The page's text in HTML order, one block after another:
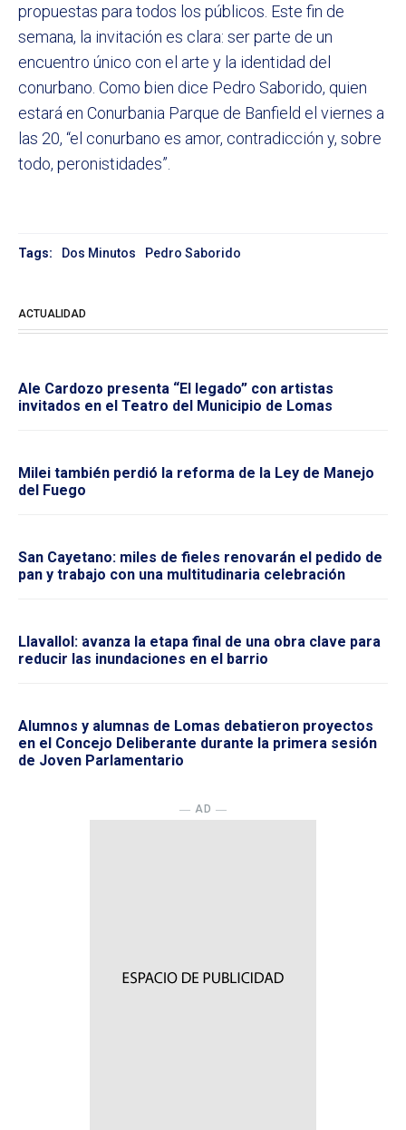
propuestas para todos los públicos. Este fin de
semana, la invitación es clara: ser parte de un
encuentro único con el arte y la identidad del
conurbano. Como bien dice Pedro Saborido, quien
estará en Conurbania Parque de Banfield el viernes a
las 20, “el conurbano es amor, contradicción y, sobre
todo, peronistidades”.
Tags: Dos Minutos Pedro Saborido
ACTUALIDAD
Ale Cardozo presenta “El legado” con artistas
invitados en el Teatro del Municipio de Lomas
Milei también perdió la reforma de la Ley de Manejo
del Fuego
San Cayetano: miles de fieles renovarán el pedido de
pan y trabajo con una multitudinaria celebración
Llavallol: avanza la etapa final de una obra clave para
reducir las inundaciones en el barrio
Alumnos y alumnas de Lomas debatieron proyectos
en el Concejo Deliberante durante la primera sesión
de Joven Parlamentario
― AD ―